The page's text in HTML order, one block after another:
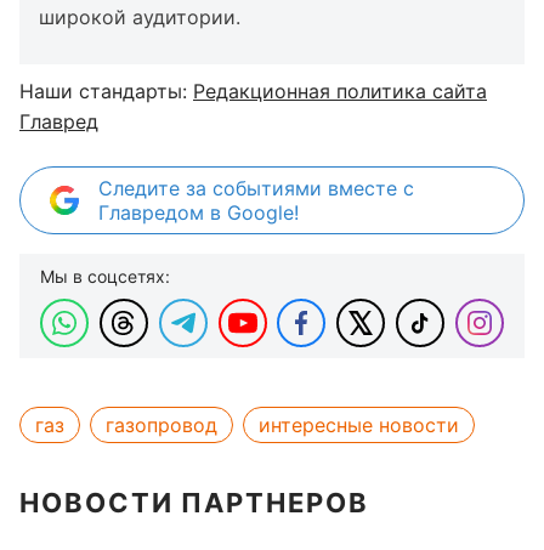
широкой аудитории.
Наши стандарты: Редакционная политика сайта
Главред
Следите за событиями вместе с
Главредом в Google!
Мы в соцсетях:
газ газопровод интересные новости
НОВОСТИ ПАРТНЕРОВ